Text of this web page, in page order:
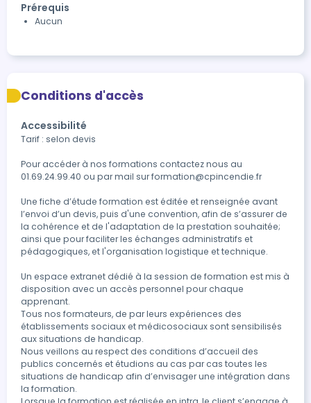
Prérequis
Aucun
Conditions d'accès
Accessibilité
Tarif : selon devis
Pour accéder à nos formations contactez nous au
01.69.24.99.40 ou par mail sur formation@cpincendie.fr
Une fiche d’étude formation est éditée et renseignée avant
l’envoi d’un devis, puis d'une convention, afin de s’assurer de
la cohérence et de l'adaptation de la prestation souhaitée;
ainsi que pour faciliter les échanges administratifs et
pédagogiques, et l'organisation logistique et technique.
Un espace extranet dédié à la session de formation est mis à
disposition avec un accès personnel pour chaque
apprenant.
Tous nos formateurs, de par leurs expériences des
établissements sociaux et médicosociaux sont sensibilisés
aux situations de handicap.
Nous veillons au respect des conditions d’accueil des
publics concernés et étudions au cas par cas toutes les
situations de handicap afin d’envisager une intégration dans
la formation.